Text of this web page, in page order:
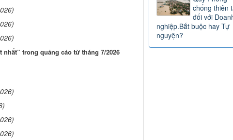
trong quảng cáo từ tháng 7/2026
chống thiên
đối với
nghiệp.Bắt buộc hay Tự
nguyện?